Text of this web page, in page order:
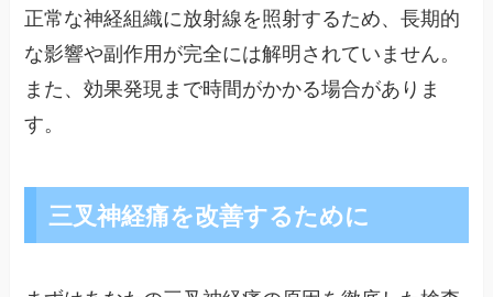
正常な神経組織に放射線を照射するため、長期的
な影響や副作用が完全には解明されていません。
また、効果発現まで時間がかかる場合がありま
す。
三叉神経痛を改善するために